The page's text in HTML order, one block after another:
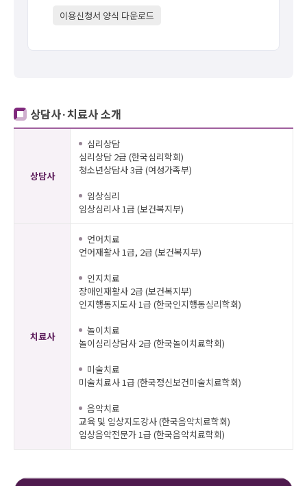
이용신청서 양식 다운로드
상담사·치료사 소개
상담사
심리상담
심리상담 2급 (한국심리학회)
청소년상담사 3급 (여성가족부)
임상심리
임상심리사 1급 (보건복지부)
치료사
언어치료
언어재활사 1급, 2급 (보건복지부)
인지치료
장애인재활사 2급 (보건복지부)
인지행동지도사 1급 (한국인지행동심리학회)
놀이치료
놀이심리상담사 2급 (한국놀이치료학회)
미술치료
미술치료사 1급 (한국정신보건미술치료학회)
음악치료
교육 및 임상지도강사 (한국음악치료학회)
임상음악전문가 1급 (한국음악치료학회)